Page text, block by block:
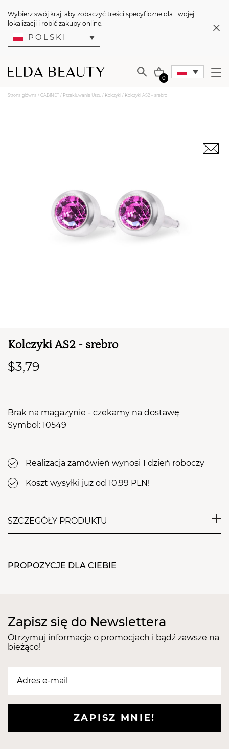
Wybierz swój kraj, aby zobaczyć treści specyficzne dla Twojej
lokalizacji i robić zakupy online.
POLSKI
0
Strona główna / GABINET / Przekłuwanie Uszu / Kolczyki / Kolczyki AS2 – srebro
Kolczyki AS2 - srebro
$3,79
Brak na magazynie - czekamy na dostawę
Symbol: 10549
Realizacja zamówień wynosi 1 dzień roboczy
Koszt wysyłki już od 10,99 PLN!
SZCZEGÓŁY PRODUKTU
imitującym brylant (szkło barwione). Wykonane z
nakładki umożliwiające umieszczenie kolczyka w
pistolecie. Nakładka do zapinki dodatkowo
zabezpiecza ucho przed dotknięciem aparatu.
etykietą. Kolczyki do przekłuwania uszu nie są
gojenia uszu po przekłuciu, oraz ułatwić później
zakładanie normalnych kolczyków.
PROPOZYCJE DLA CIEBIE
Zapisz się do Newslettera
Otrzymuj informacje o promocjach i bądź zawsze na
bieżąco!
ZAPISZ MNIE!